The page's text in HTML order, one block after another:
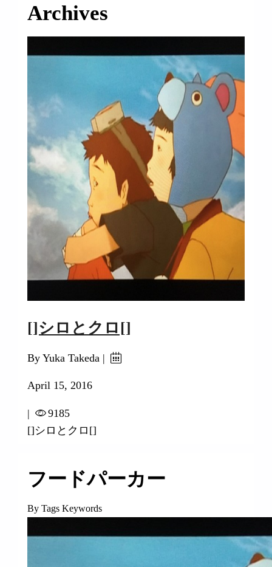
Archives
[]シロとクロ[]
By Yuka Takeda |
April 15, 2016
|
9185
[]シロとクロ[]
フードパーカー
By Tags Keywords